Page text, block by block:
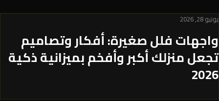
يونيو 28, 2026
واجهات فلل صغيرة: أفكار وتصاميم
تجعل منزلك أكبر وأفخم بميزانية ذكية
2026